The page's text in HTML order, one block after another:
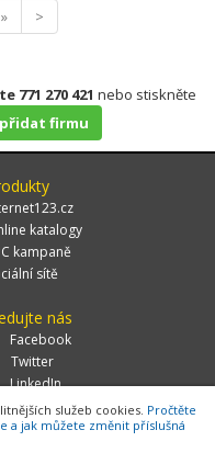
» >
771 270 421 nebo stiskněte
firmu
katalogy
kampaně
sítě
nás
Facebook
Twitter
LinkedIn
služeb cookies. Pročtěte
a jak můžete změnit příslušná